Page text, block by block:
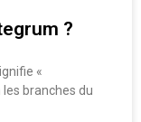
?
«
branches du